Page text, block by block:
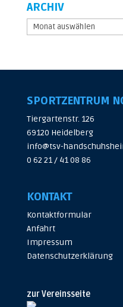
ARCHIV
Archiv
SPORTZENTRUM
Tiergartenstr. 126
69120 Heidelberg
info@tsv-
0 62 21 / 41 08 86
KONTAKT
Kontaktformular
Anfahrt
Impressum
Datenschutzerklärung
zur Vereinsseite